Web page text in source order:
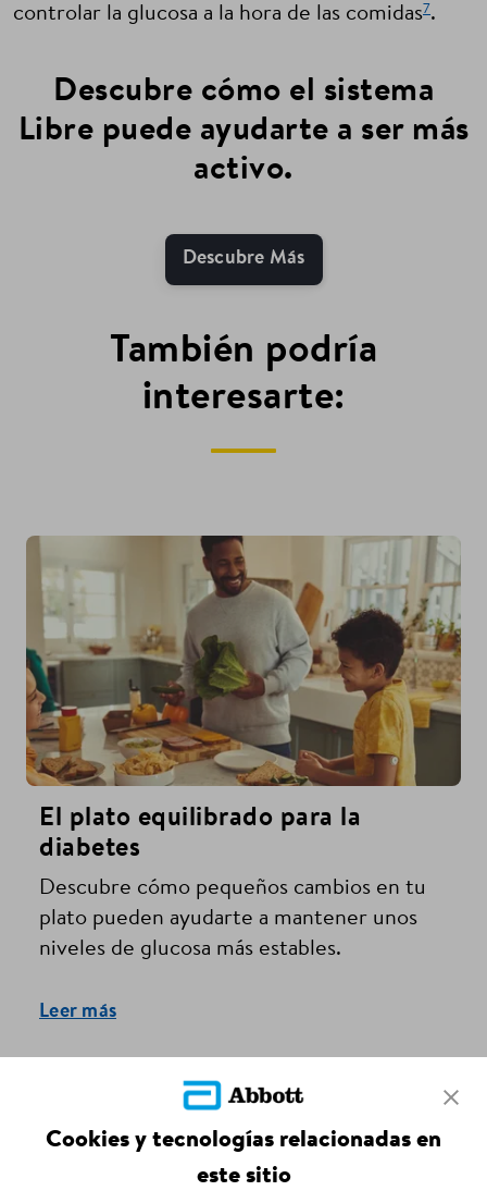
controlar la glucosa a la hora de las comidas7.
Descubre cómo el sistema
Libre puede ayudarte a ser más
activo.
Descubre Más
También podría
interesarte:
El plato equilibrado para la
diabetes
Descubre cómo pequeños cambios en tu
plato pueden ayudarte a mantener unos
niveles de glucosa más estables.
Leer más
Cookies y tecnologías relacionadas en
este sitio